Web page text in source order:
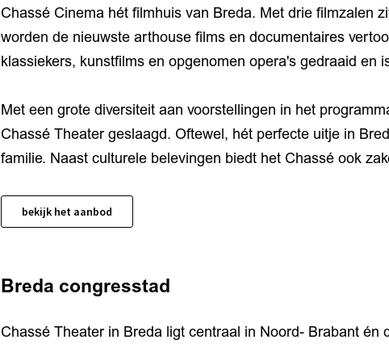
Chassé Cinema hét filmhuis van Breda. Met drie filmzalen
worden de nieuwste arthouse films en documentaires
klassiekers, kunstfilms en opgenomen opera's gedraaid en
Met een grote diversiteit aan voorstellingen in het
Chassé Theater geslaagd. Oftewel, hét perfecte uitje in
familie. Naast culturele belevingen biedt het Chassé ook
bekijk het aanbod
Breda congresstad
Chassé Theater in Breda ligt centraal in Noord- Brabant én